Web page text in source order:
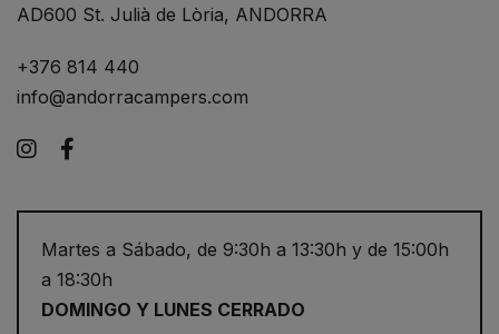
AD600 St. Julià de Lòria, ANDORRA
+376 814 440
info@andorracampers.com
Instagram
Martes a Sábado, de 9:30h a 13:30h y de 15:00h
a 18:30h
DOMINGO Y LUNES CERRADO